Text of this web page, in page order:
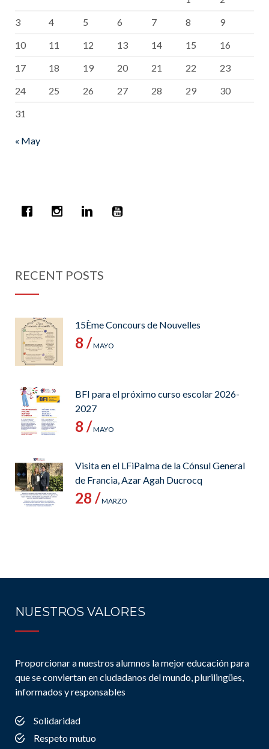
3
4 5 6 7 8
9
10
11 12 13 14 15
16
17
18 19 20 21 22
23
24
25 26 27 28 29
30
31
« May
RECENT POSTS
15Ème Concours de Nouvelles
8 /MAYO
BFI para el próximo curso escolar 2026-
2027
8 /MAYO
Visita en el LFiPalma de la Cónsul General
de Francia, Azar Agah Ducrocq
28 /MARZO
NUESTROS VALORES
Proporcionar a nuestros alumnos la mejor educación para
que se conviertan en ciudadanos del mundo, plurilingües,
informados y responsables
Solidaridad
Respeto mutuo